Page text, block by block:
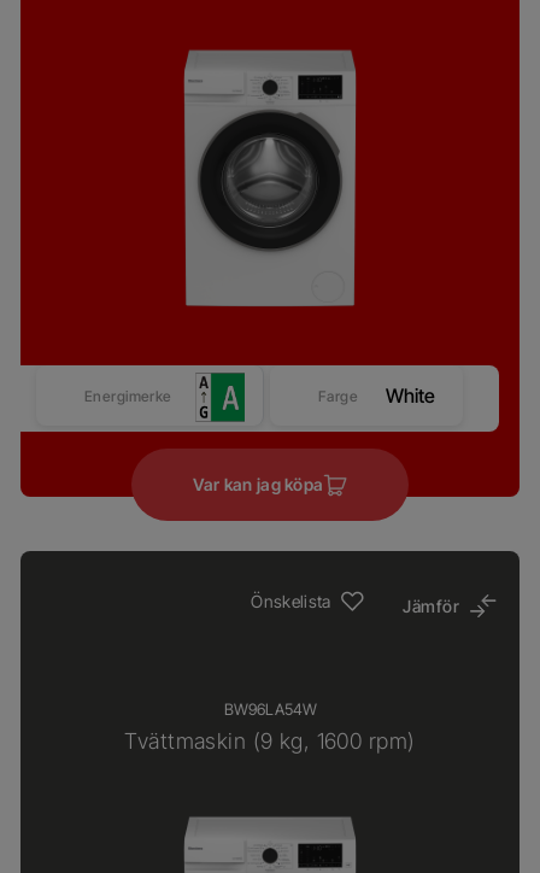
Energimerke Farge White
Var kan jag köpa
Önskelista Jämför
BW96LA54W
Tvättmaskin (9 kg, 1600 rpm)